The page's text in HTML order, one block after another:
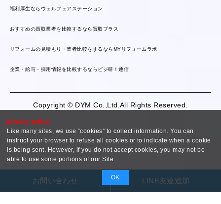
privacy policy
Like many sites, we use “cookies” to collect information. You can
instruct your browser to refuse all cookies or to indicate when a cookie
is being sent. However, if you do not accept cookies, you may not be
able to use some portions of our Site.
OK
お問い合わせ LINE友達追加
福利厚生ならウェルフェアステーション
おすすめの買取業者を比較するなら買取プラス
リフォームの見積もり・業者比較をするならMYリフォームラボ
企業・給与・採用情報を比較するならビジ研！通信
Copyright © DYM Co.,Ltd.All Rights Reserved.